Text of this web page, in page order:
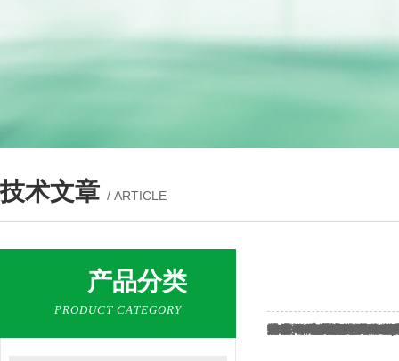
技术文章 / ARTICLE
产品分类
PRODUCT CATEGORY
VERSA电磁阀VSG-
VERSA电磁阀内部有一个密闭的腔体，腔体上有多个通孔，每个孔连接不同的油管。腔体中间有一个活塞，两侧各有一个电磁铁。当某一侧的电磁铁通
美国VERSA电磁阀主要特征：多功能性：Versa的模块化设计为广泛的应用提供了解决方案。我们的阀结构允
兼容性和应用范围：V系列阀门设计用于控制从部分真空到200 psi（14 bar）和从液压到
技术规格 设计 装箱
施工 锻造黄铜阀体，
服务 气动真空至200
功能 两通，三通，四
VERSA电磁阀VSG-
端口尺寸/口径/流量
1/8“ NPT或G / 0.375"（
1/4“ NPT或G / 0.375"（
3/8英寸NPT或G / 0.625
1/2“ NPT或G / 0.625"（
3/4“ NPT或G / 1.063"（
1英寸NPT或G / 1.063
1 1/4“ NPT或G / 1.25"
VSG-3321-316-HCC-
VSG-3321-316-LB-ST-
VSG-3321-316-XDAT-
VSG-3321-316-XN-
VSG-3321-316-XX-
VSG-3421-316-LB-PC-
VSG-3421-316-XDAS-
VSG-3521-316-LB-PC-
VSG-3521-316-XN-
VSG-4322-316-LB-XN-
VSG-4322-316-XN-
致动 电磁飞行员，遥